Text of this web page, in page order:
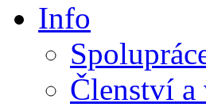
Info
Členství